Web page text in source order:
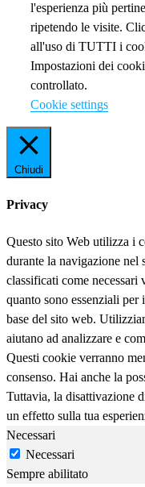
l'esperienza più
ripetendo le visite.
all'uso di TUTTI i
Impostazioni dei
controllato.
Cookie settings
Chiudi
Privacy
Questo sito Web utilizza i
durante la navigazione
classificati come
quanto sono essenziali
base del sito web.
aiutano ad analizzare e
Questi cookie verranno
consenso. Hai anche la
Tuttavia, la disattivazione
un effetto sulla tua
Necessari
Necessari
Sempre abilitato